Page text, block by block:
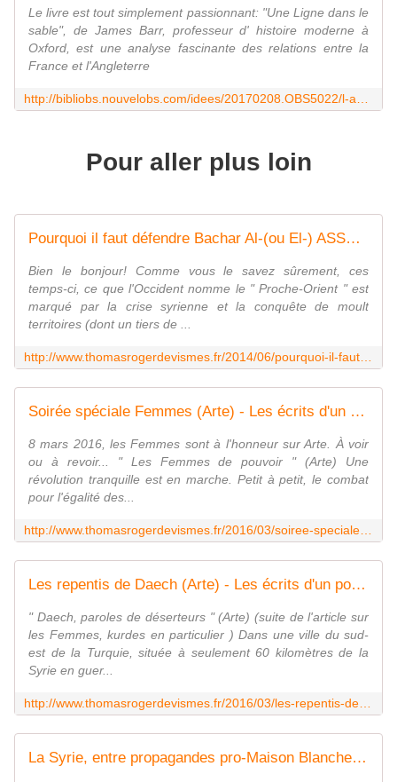
Le livre est tout simplement passionnant: "Une Ligne dans le
sable", de James Barr, professeur d' histoire moderne à
Oxford, est une analyse fascinante des relations entre la
France et l'Angleterre
Pour aller plus loin
Pourquoi il faut défendre Bachar Al-(ou El-) ASSAD, ces temps-ci - Les écrits d'un poète français
Bien le bonjour! Comme vous le savez sûrement, ces
temps-ci, ce que l'Occident nomme le " Proche-Orient " est
marqué par la crise syrienne et la conquête de moult
territoires (dont un tiers de ...
Soirée spéciale Femmes (Arte) - Les écrits d'un poète français
8 mars 2016, les Femmes sont à l'honneur sur Arte. À voir
ou à revoir... " Les Femmes de pouvoir " (Arte) Une
révolution tranquille est en marche. Petit à petit, le combat
pour l'égalité des...
Les repentis de Daech (Arte) - Les écrits d'un poète français
" Daech, paroles de déserteurs " (Arte) (suite de l'article sur
les Femmes, kurdes en particulier ) Dans une ville du sud-
est de la Turquie, située à seulement 60 kilomètres de la
Syrie en guer...
La Syrie, entre propagandes pro-Maison Blanche et pro-Kremlin - Les écrits d'un poète français